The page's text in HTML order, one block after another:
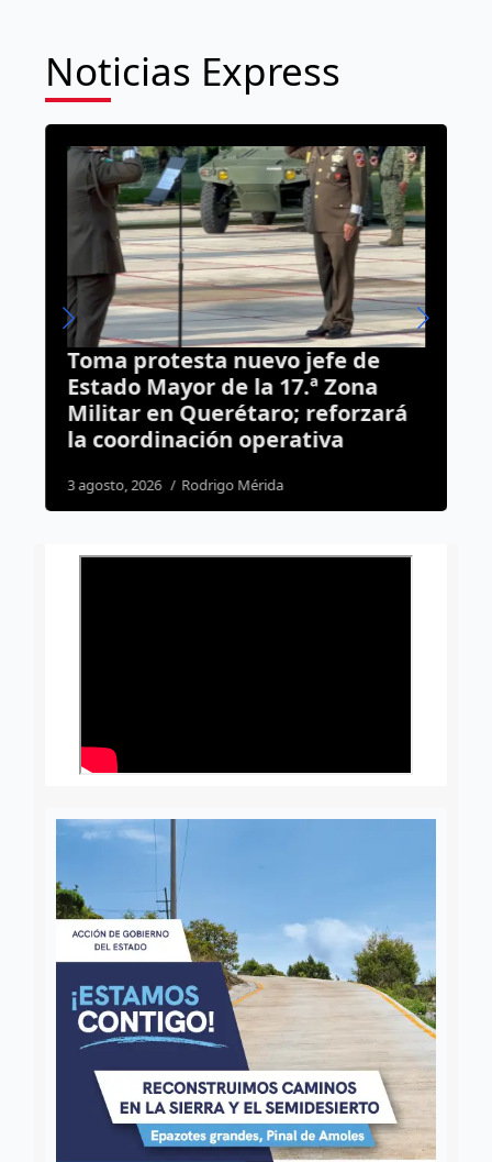
Noticias Express
Toma protesta nuevo jefe de
Estado Mayor de la 17.ª Zona
Militar en Querétaro; reforzará
la coordinación operativa
3 agosto, 2026 Rodrigo Mérida